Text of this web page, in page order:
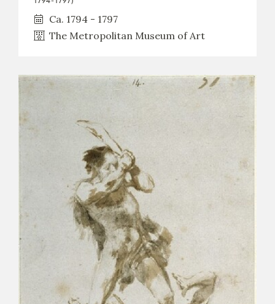
GOYA EN EL MUNDO
PREMIO ARAGÓN GOYA
TIENDA ONLINE
Ca. 1794 - 1797
The Metropolitan Museum of Art